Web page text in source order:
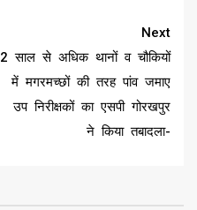
Next
2 साल से अधिक थानों व चौकियों
में मगरमच्छों की तरह पांव जमाए
उप निरीक्षकों का एसपी गोरखपुर
ने किया तबादला-